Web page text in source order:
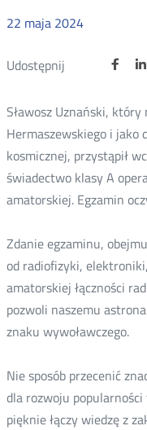
22 maja 2024
Udostępnij
Udostępnij
Twitter
Otwórz
oknie
Sławosz Uznański,
Hermaszewskiego i jako
kosmicznej, przystąpił
świadectwo klasy A
amatorskiej. Egzamin
Zdanie egzaminu,
od radiofizyki,
amatorskiej łączności
pozwoli naszemu
znaku wywoławczego.
Nie sposób przecenić
dla rozwoju
pięknie łączy wiedzę z